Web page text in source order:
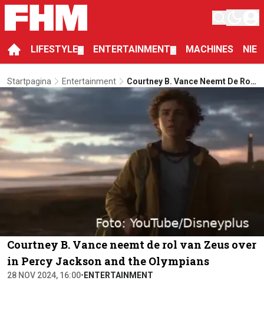
LIFESTYLE ENTERTAINMENT MACHINES
Startpagina Entertainment
Courtney B. Vance Neemt De Rol
Van Zeus Over In Percy Jackson
And The Olympians
Courtney B. Vance neemt de rol van Zeus over
in Percy Jackson and the Olympians
28 NOV 2024, 16:00• ENTERTAINMENT